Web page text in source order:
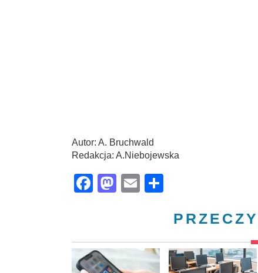
Autor: A. Bruchwald
Redakcja: A.Niebojewska
Facebook
Mastodon
Email